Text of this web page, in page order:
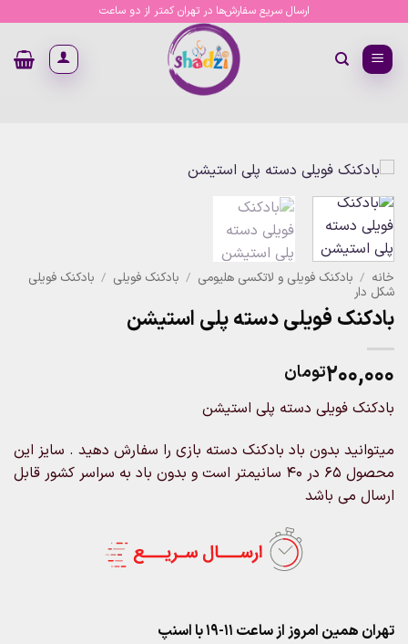
content
ارسال سریع سفارش‌ها در تهران کمتر از دو ساعت
خانه / بادکنک فویلی و لاتکسی هلیومی / بادکنک فویلی / بادکنک فویلی
شکل دار
بادکنک فویلی دسته پلی استیشن
۲۰۰,۰۰۰تومان
بادکنک فویلی دسته پلی استیشن
میتوانید بدون باد بادکنک دسته بازی را سفارش دهید . سایز این
محصول 65 در 40 سانیمتر است و بدون باد به سراسر کشور قابل
ارسال می باشد
تهران همین امروز از ساعت ۱۱-۱۹ با اسنپ